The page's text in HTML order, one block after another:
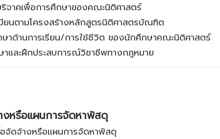
ริจาคเพื่อการศึกษาของคณะนิติศาสตร์
ยนตามโครงสร้างหลักสูตรนิติศาสตรบัณฑิต
ษาด้านการเรียน/การใช้ชีวิต ของนักศึกษาคณะนิติศาสตร์
และฝึกประสบการณ์วิชาชีพทางกฎหมาย
งหรือแผนการจัดหาพัสดุ
จัดจ้างหรือแผนการจัดหาพัสดุ